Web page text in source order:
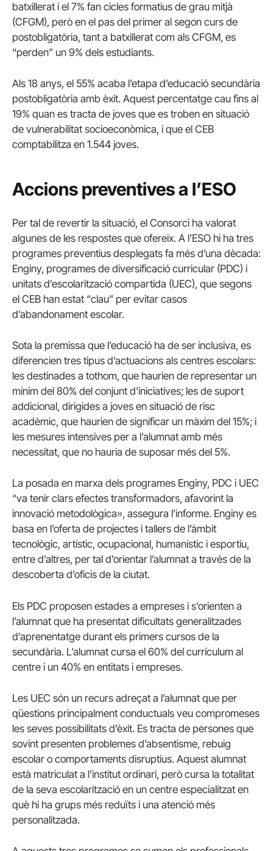
batxillerat i el 7% fan cicles formatius de grau mitjà
(CFGM), però en el pas del primer al segon curs de
postobligatòria, tant a batxillerat com als CFGM, es
“perden” un 9% dels estudiants.
Als 18 anys, el 55% acaba l’etapa d’educació secundària
postobligatòria amb èxit. Aquest percentatge cau fins al
19% quan es tracta de joves que es troben en situació
de vulnerabilitat socioeconòmica, i que el CEB
comptabilitza en 1.544 joves.
Accions preventives a l’ESO
Per tal de revertir la situació, el Consorci ha valorat
algunes de les respostes que ofereix. A l’ESO hi ha tres
programes preventius desplegats fa més d’una dècada:
Enginy, programes de diversificació curricular (PDC) i
unitats d’escolarització compartida (UEC), que segons
el CEB han estat “clau” per evitar casos
d’abandonament escolar.
Sota la premissa que l’educació ha de ser inclusiva, es
diferencien tres tipus d’actuacions als centres escolars:
les destinades a tothom, que haurien de representar un
mínim del 80% del conjunt d’iniciatives; les de suport
addicional, dirigides a joves en situació de risc
acadèmic, que haurien de significar un màxim del 15%; i
les mesures intensives per a l’alumnat amb més
necessitat, que no hauria de suposar més del 5%.
La posada en marxa dels programes Enginy, PDC i UEC
“va tenir clars efectes transformadors, afavorint la
innovació metodològica», assegura l’informe. Enginy es
basa en l’oferta de projectes i tallers de l’àmbit
tecnològic, artístic, ocupacional, humanístic i esportiu,
entre d’altres, per tal d’orientar l’alumnat a través de la
descoberta d’oficis de la ciutat.
Els PDC proposen estades a empreses i s’orienten a
l’alumnat que ha presentat dificultats generalitzades
d’aprenentatge durant els primers cursos de la
secundària. L’alumnat cursa el 60% del currículum al
centre i un 40% en entitats i empreses.
Les UEC són un recurs adreçat a l’alumnat que per
qüestions principalment conductuals veu compromeses
les seves possibilitats d’èxit. Es tracta de persones que
sovint presenten problemes d’absentisme, rebuig
escolar o comportaments disruptius. Aquest alumnat
està matriculat a l’institut ordinari, però cursa la totalitat
de la seva escolarització en un centre especialitzat en
què hi ha grups més reduïts i una atenció més
personalitzada.